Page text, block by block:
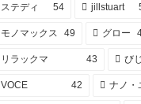
ステディ 54 jillstuart
モノマックス 49 グロー
リラックマ 43 び
VOCE 42 ナノ・